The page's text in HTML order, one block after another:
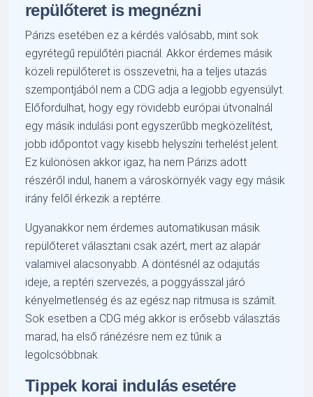
repülőteret is megnézni
Párizs esetében ez a kérdés valósabb, mint sok
egyrétegű repülőtéri piacnál. Akkor érdemes másik
közeli repülőteret is összevetni, ha a teljes utazás
szempontjából nem a CDG adja a legjobb egyensúlyt.
Előfordulhat, hogy egy rövidebb európai útvonalnál
egy másik indulási pont egyszerűbb megközelítést,
jobb időpontot vagy kisebb helyszíni terhelést jelent.
Ez különösen akkor igaz, ha nem Párizs adott
részéről indul, hanem a városkörnyék vagy egy másik
irány felől érkezik a reptérre.
Ugyanakkor nem érdemes automatikusan másik
repülőteret választani csak azért, mert az alapár
valamivel alacsonyabb. A döntésnél az odajutás
ideje, a reptéri szervezés, a poggyásszal járó
kényelmetlenség és az egész nap ritmusa is számít.
Sok esetben a CDG még akkor is erősebb választás
marad, ha első ránézésre nem ez tűnik a
legolcsóbbnak.
Tippek korai indulás esetére